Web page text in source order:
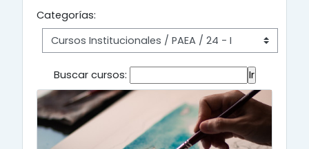
Categorías:
Buscar cursos: